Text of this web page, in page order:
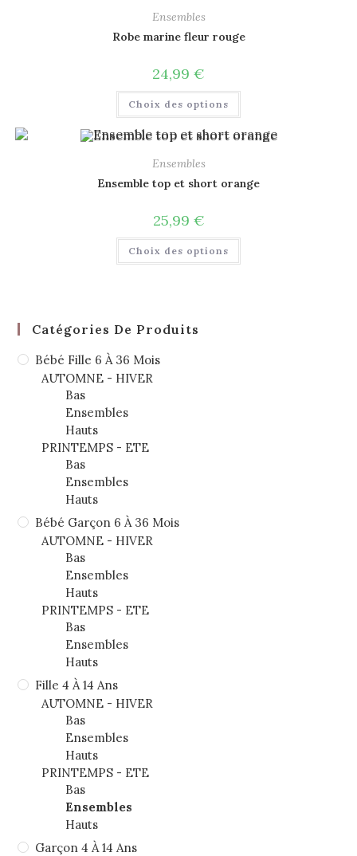
Ensembles
Robe marine fleur rouge
24,99 €
Choix des options
Ensembles
Ensemble top et short orange
25,99 €
Choix des options
Catégories De Produits
Bébé Fille 6 À 36 Mois
AUTOMNE - HIVER
Bas
Ensembles
Hauts
PRINTEMPS - ETE
Bas
Ensembles
Hauts
Bébé Garçon 6 À 36 Mois
AUTOMNE - HIVER
Bas
Ensembles
Hauts
PRINTEMPS - ETE
Bas
Ensembles
Hauts
Fille 4 À 14 Ans
AUTOMNE - HIVER
Bas
Ensembles
Hauts
PRINTEMPS - ETE
Bas
Ensembles
Hauts
Garçon 4 À 14 Ans